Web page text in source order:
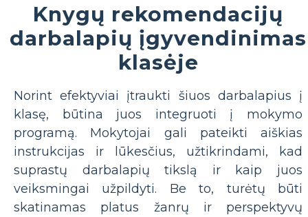
Knygų rekomendacijų
darbalapių įgyvendinimas
klasėje
Norint efektyviai įtraukti šiuos darbalapius į
klasę, būtina juos integruoti į mokymo
programą. Mokytojai gali pateikti aiškias
instrukcijas ir lūkesčius, užtikrindami, kad
suprastų darbalapių tikslą ir kaip juos
veiksmingai užpildyti. Be to, turėtų būti
skatinamas platus žanrų ir perspektyvų